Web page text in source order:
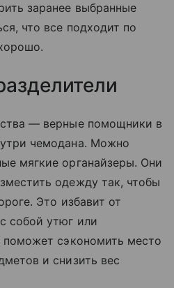
заранее выбранные
что все подходит по
— верные помощники в
чемодана. Можно
мягкие органайзеры. Они
одежду так, чтобы
Это избавит от
собой утюг или
поможет сэкономить место
и снизить вес